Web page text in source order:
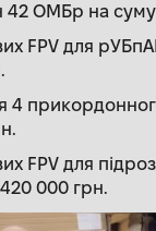
42 ОМБр на
FPV для
4
FPV для
000 грн.